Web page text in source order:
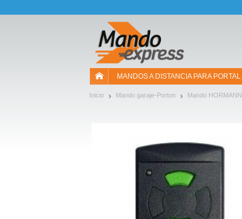
MANDOS A DISTANCIA PARA PORTAL
Inicio Mando garaje-Porton Mando HORMANN